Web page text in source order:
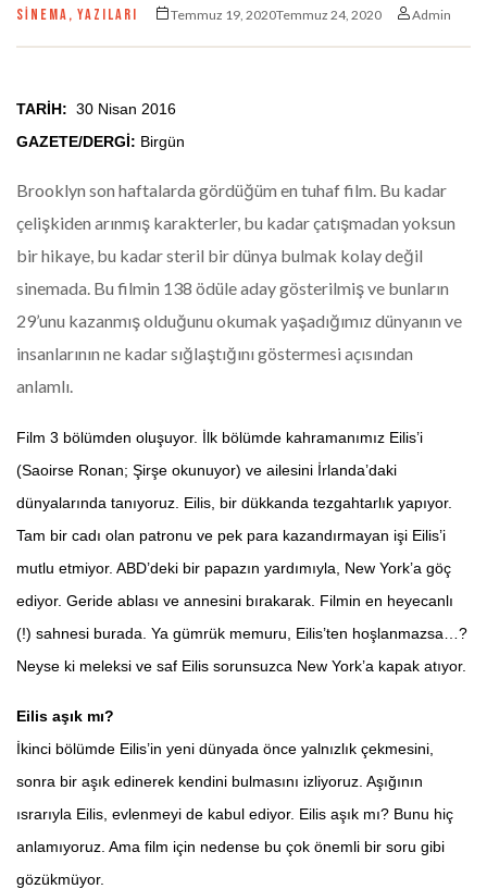
SINEMA, YAZILARI Temmuz 19, 2020Temmuz 24, 2020 Admin
TARİH: 30 Nisan 2016
GAZETE/DERGİ: Birgün
Brooklyn son haftalarda gördüğüm en tuhaf film. Bu kadar
çelişkiden arınmış karakterler, bu kadar çatışmadan yoksun
bir hikaye, bu kadar steril bir dünya bulmak kolay değil
sinemada. Bu filmin 138 ödüle aday gösterilmiş ve bunların
29’unu kazanmış olduğunu okumak yaşadığımız dünyanın ve
insanlarının ne kadar sığlaştığını göstermesi açısından
anlamlı.
Film 3 bölümden oluşuyor. İlk bölümde kahramanımız Eilis’i
(Saoirse Ronan; Şirşe okunuyor) ve ailesini İrlanda’daki
dünyalarında tanıyoruz. Eilis, bir dükkanda tezgahtarlık yapıyor.
Tam bir cadı olan patronu ve pek para kazandırmayan işi Eilis’i
mutlu etmiyor. ABD’deki bir papazın yardımıyla, New York’a göç
ediyor. Geride ablası ve annesini bırakarak. Filmin en heyecanlı
(!) sahnesi burada. Ya gümrük memuru, Eilis’ten hoşlanmazsa…?
Neyse ki meleksi ve saf Eilis sorunsuzca New York’a kapak atıyor.
Eilis aşık mı?
İkinci bölümde Eilis’in yeni dünyada önce yalnızlık çekmesini,
sonra bir aşık edinerek kendini bulmasını izliyoruz. Aşığının
ısrarıyla Eilis, evlenmeyi de kabul ediyor. Eilis aşık mı? Bunu hiç
anlamıyoruz. Ama film için nedense bu çok önemli bir soru gibi
gözükmüyor.